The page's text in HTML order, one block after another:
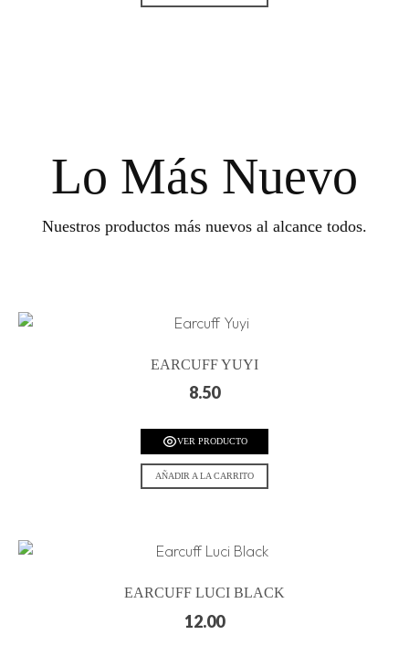
Lo Más Nuevo
Nuestros productos más nuevos al alcance todos.
EARCUFF YUYI
8.50
VER PRODUCTO
AÑADIR A LA CARRITO
EARCUFF LUCI BLACK
12.00